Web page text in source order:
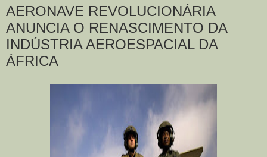
AERONAVE REVOLUCIONÁRIA
ANUNCIA O RENASCIMENTO DA
INDÚSTRIA AEROESPACIAL DA
ÁFRICA